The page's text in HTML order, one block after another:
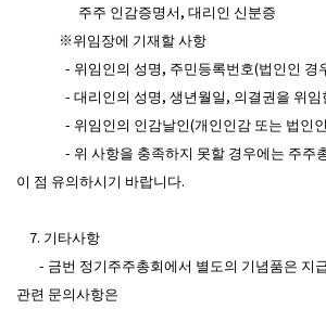
주주 인감증명서, 대리인 신분증
※위임장에 기재할 사항
- 위임인의 성명, 주민등록번호(법인인 경
- 대리인의 성명, 생년월일, 의결권을 위임
- 위임인의 인감날인(개인인감 또는 법인
- 위 사항을 충족하지 못할 경우에는 주주총
이 점 유의하시기 바랍니다.
7. 기타사항
- 금번 정기주주총회에서 별도의 기념품은 지
관련 문의사항은